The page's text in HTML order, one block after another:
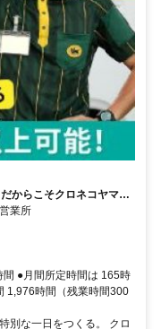
からこそクロネコヤマト
業所
●月間所定時間は 165時
1,976時間（残業時間300
別な一日をつくる。 クロ